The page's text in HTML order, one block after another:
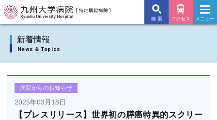
検 索 アクセス
九州大学病院TOP
入院のご案内
診療科
メニュー
新着情報
News & Topics
病院からのお知らせ
2025年03月18日
【プレスリリース】世界初の膵癌特異的スクリー